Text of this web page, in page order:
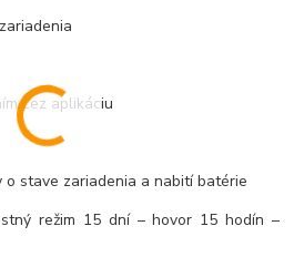
cez aplikáciu
o stave zariadenia a nabití batérie
režim 15 dní – hovor 15 hodín –